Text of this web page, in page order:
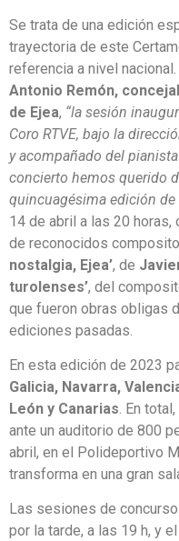
Se trata de una edición
trayectoria de este
referencia a nivel
Antonio Remón,
de Ejea, “la sesión
Coro RTVE, bajo la
y acompañado del
concierto hemos querido
quincuagésima edición
14 de abril a las 20
de reconocidos
nostalgia, Ejea’, de
turolenses’, del
que fueron obras obligas
ediciones pasadas.
En esta edición de 2023
Galicia, Navarra,
León y Canarias. En
ante un auditorio de 800
abril, en el Polideportivo
transforma en una gran
Las sesiones de
por la tarde, a las 19 h, y